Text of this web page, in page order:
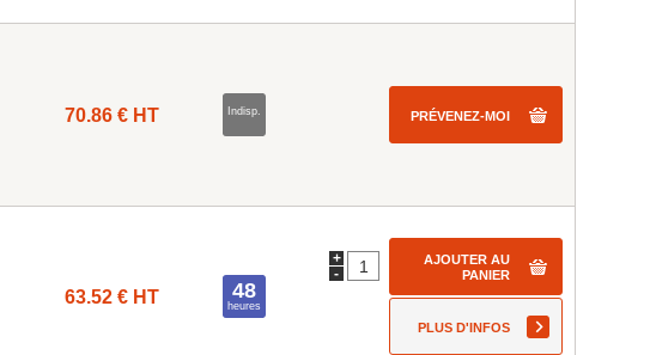
70.86 € HT Indisp. PRÉVENEZ-MOI
63.52 € HT 48
heures
+
-
AJOUTER AU
PANIER
PLUS D'INFOS